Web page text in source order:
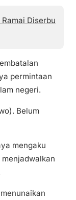
Diserbu
permintaan
negeri.
Belum
mengaku